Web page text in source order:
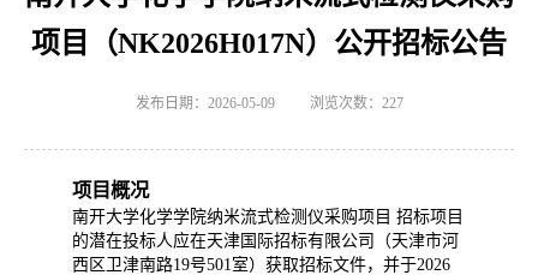
项目（NK2026H017N）公开招标公告
发布日期：2026-05-09 浏览次数： 227
项目概况
南开大学化学学院纳米流式检测仪采购项目 招标项目
的潜在投标人应在天津国际招标有限公司（天津市河
西区卫津南路19号501室）获取招标文件，并于2026